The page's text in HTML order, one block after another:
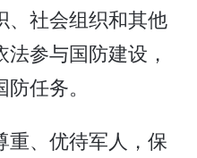
、社会组织和其他
参与国防建设，
任务。
、优待军人，保